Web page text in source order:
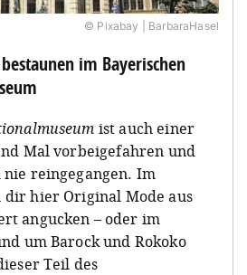
© Pixabay | BarbaraHasel
im Bayerischen
ist auch einer
Mal vorbeigefahren und
reingegangen. Im
dir hier Original Mode aus
angucken – oder im
um Barock und Rokoko
Teil des